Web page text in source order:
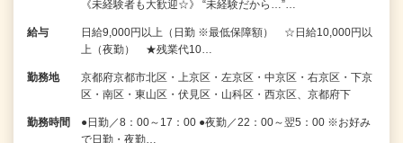
《未経験者も大歓迎☆》 “未経験だから…”…
給与
日給9,000円以上（日勤 ※最低保障額） ☆日給10,000円以
上（夜勤） ★残業代10…
勤務地
京都府京都市北区・上京区・左京区・中京区・右京区・下京
区・南区・東山区・伏見区・山科区・西京区、京都府下
勤務時間
●日勤／8：00～17：00 ●夜勤／22：00～翌5：00 ※お好み
で日勤・夜勤…